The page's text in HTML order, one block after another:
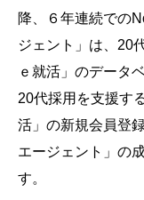
降、６年連続での
ジェント」は、 20
ｅ就活」のデータ
20代採用を支援す
活」の新規会員登
エージェント」の
す。